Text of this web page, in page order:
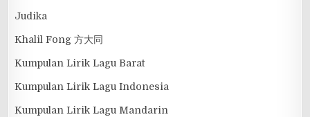
Judika
Khalil Fong 方大同
Kumpulan Lirik Lagu Barat
Kumpulan Lirik Lagu Indonesia
Kumpulan Lirik Lagu Mandarin